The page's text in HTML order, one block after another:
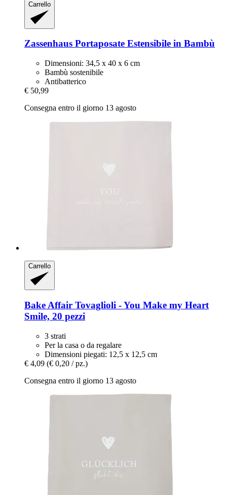
Carrello
Zassenhaus Portaposate Estensibile in Bambù
Dimensioni: 34,5 x 40 x 6 cm
Bambù sostenibile
Antibatterico
€ 50,99
Consegna entro il giorno 13 agosto
Carrello
Bake Affair Tovaglioli -​ You Make my Heart
Smile, 20 pezzi
3 strati
Per la casa o da regalare
Dimensioni piegati: 12,5 x 12,5 cm
€ 4,09 (€ 0,20 / pz.)
Consegna entro il giorno 13 agosto